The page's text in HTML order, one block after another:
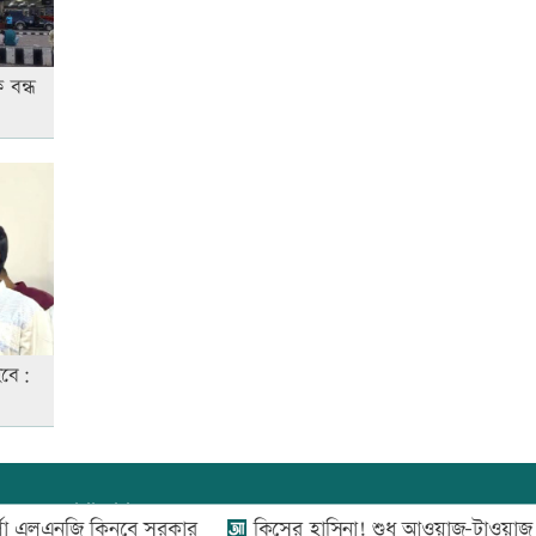
বন্ধ
যোগাযোগ:০২-৫৫১১১৬৬০,০১৬০০৩৪৪৩৭০-৭১,
কিনবে সরকার কিসের হাসিনা! শুধু আওয়াজ-টাওয়াজ শোনা যায়: